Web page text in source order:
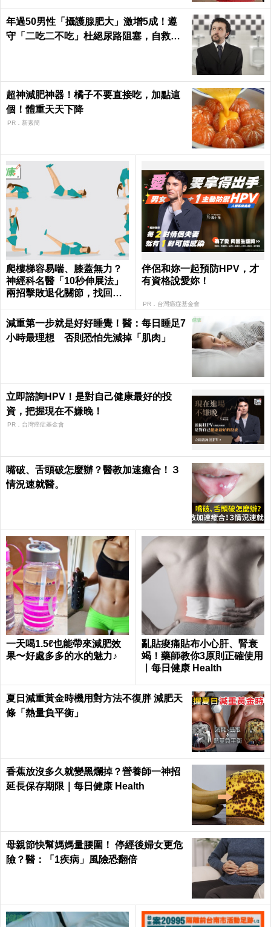
年過50男性「攝護腺肥大」激增5成！遵
守「二吃二不吃」杜絕尿路阻塞，自救下
超神減肥神器！橘子不要直接吃，加點這
個！體重天天下降
PR．新素簡
爬樓梯容易喘、膝蓋無力？
神經科名醫「10秒伸展法」
兩招擊敗退化關節，找回年
alth
伴侶和妳一起預防HPV，才
有資格說愛妳！
PR．台灣癌症基金會
減重第一步就是好好睡覺！醫：每日睡足7
小時最理想 否則恐怕先減掉「肌肉」
立即諮詢HPV！是對自己健康最好的投
資，把握現在不嫌晚！
PR．台灣癌症基金會
嘴破、舌頭破怎麼辦？醫教加速癒合！３
情況速就醫。
一天喝1.5ℓ也能帶來減肥效
果〜好處多多的水的魅力♪
亂貼痠痛貼布小心肝、腎衰
竭！藥師教你3原則正確使用
｜每日健康 Health
夏日減重黃金時機用對方法不復胖 減肥天
條「熱量負平衡」
香蕉放沒多久就變黑爛掉？營養師一神招
延長保存期限｜每日健康 Health
母親節快幫媽媽量腰圍！ 停經後婦女更危
險？醫：「1疾病」風險恐翻倍